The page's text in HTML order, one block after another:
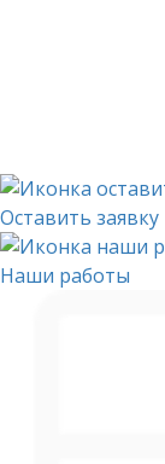
Оставить заявку
Наши работы